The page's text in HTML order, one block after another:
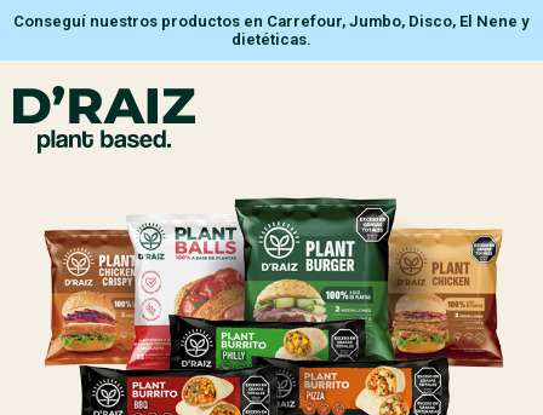
Conseguí nuestros productos en Carrefour, Jumbo, Disco, El Nene y
dietéticas.